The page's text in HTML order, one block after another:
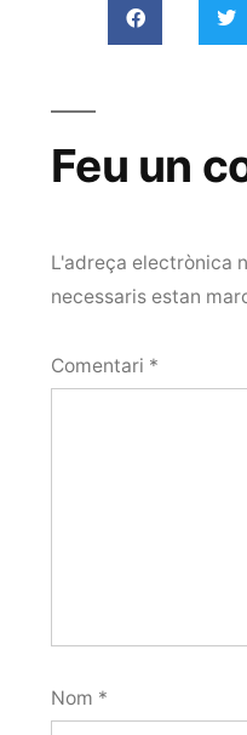
Feu un
L'adreça electrònica
necessaris estan
Comentari *
Nom *